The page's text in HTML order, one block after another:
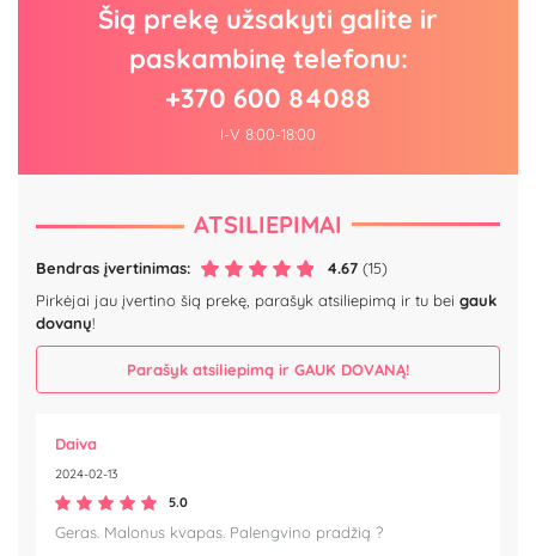
Šią prekę užsakyti galite ir
paskambinę telefonu:
+370 600 84088
I-V 8:00-18:00
ATSILIEPIMAI
Bendras įvertinimas: 4.67 (15)
Pirkėjai jau įvertino šią prekę, parašyk atsiliepimą ir tu bei gauk
dovanų!
Parašyk atsiliepimą ir GAUK DOVANĄ!
Daiva
2024-02-13
5.0
Geras. Malonus kvapas. Palengvino pradžią ?